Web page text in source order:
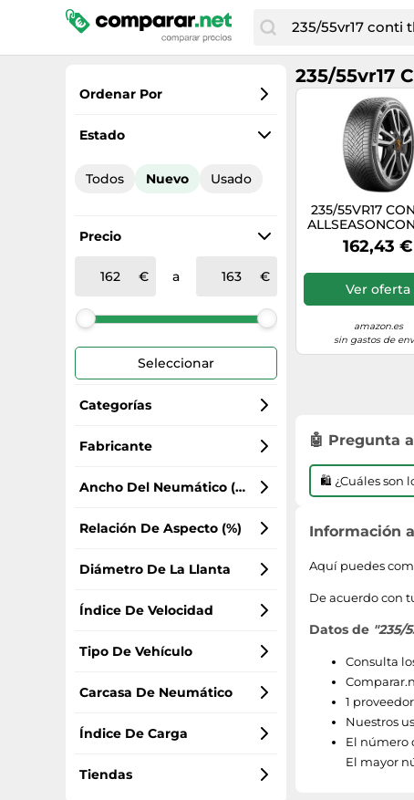
Ordenar Por
Favoritos
Precio total
Estado
Todos Nuevo Usado
Precio
a
Seleccionar
Categorías
Neumáticos para todas las estaciones
Fabricante
Continental Ancho Del Neumático (mm)
235
Relación De Aspecto (%)
55
Diámetro De La Llanta
17
Índice De Velocidad
Y (hasta 300 km/h)
Tipo De Vehículo
coche
Carcasa De Neumático
XL - flancos reforzados
Índice De Carga
71 (hasta 345 kg)
Tiendas
235/55vr17
235/55VR17
2 XL jun
162,43 €
Ver oferta
amazon.es
sin gastos de
🤖 Pregunta
🛍️ ¿Cuáles son
Información
Aquí puedes
De acuerdo con
Datos de "235/
Consulta
1
Nuestros
El número
El mayor